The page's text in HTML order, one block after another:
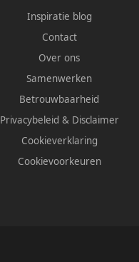
Inspiratie blog
Contact
Over ons
Samenwerken
Betrouwbaarheid
Privacybeleid & Disclaimer
Cookieverklaring
Cookievoorkeuren